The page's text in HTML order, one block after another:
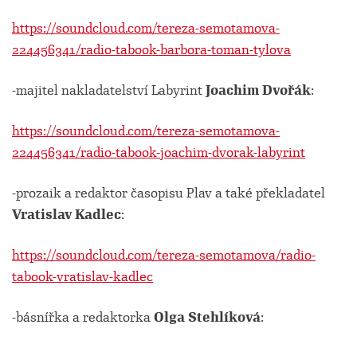
https://soundcloud.com/tereza-semotamova-
224456341/radio-tabook-barbora-toman-tylova
-majitel nakladatelství LabyrintJoachim Dvořák:
https://soundcloud.com/tereza-semotamova-
224456341/radio-tabook-joachim-dvorak-labyrint
-prozaik a redaktor časopisu Plav a také překladatel
Vratislav Kadlec:
https://soundcloud.com/tereza-semotamova/radio-
tabook-vratislav-kadlec
-básnířka a redaktorkaOlga Stehlíková: